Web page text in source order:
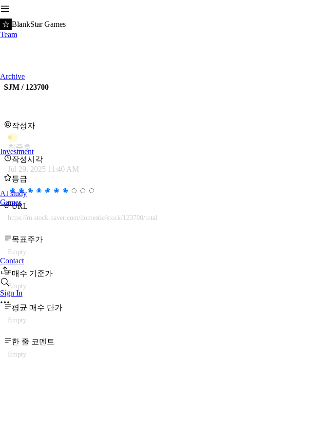
BlankStar Games
Team
Archive
Investment
AI study
Games
Contact
Sign In
SJM / 123700
작성자
최
최준호
작성시각
Jul 29, 2025 11:40 AM
등급
URL
https://m.stock.naver.com/domestic/stock/123700/total
목표주가
Empty
매수 기준가
Empty
평균 매수 단가
Empty
한 줄 코멘트
Empty